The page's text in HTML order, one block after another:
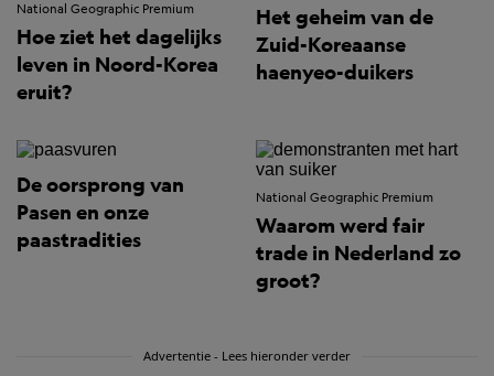
National Geographic Premium
Hoe ziet het dagelijks
leven in Noord-Korea
eruit?
Het geheim van de
Zuid-Koreaanse
haenyeo-duikers
De oorsprong van
Pasen en onze
paastradities
National Geographic Premium
Waarom werd fair
trade in Nederland zo
groot?
Advertentie - Lees hieronder verder